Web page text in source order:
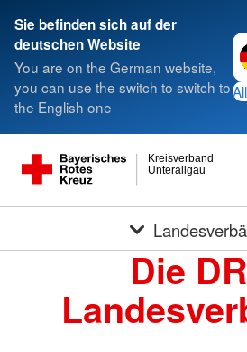
Sie befinden sich auf der
deutschen Website
You are on the German website,
you can use the switch to switch to
the English one
Unterallgäu
Kreisverband
Die